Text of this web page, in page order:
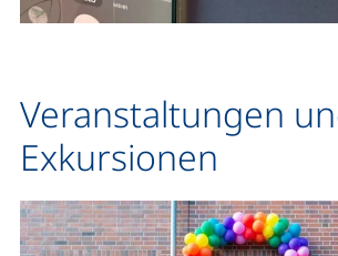
Veranstaltungen
Exkursionen